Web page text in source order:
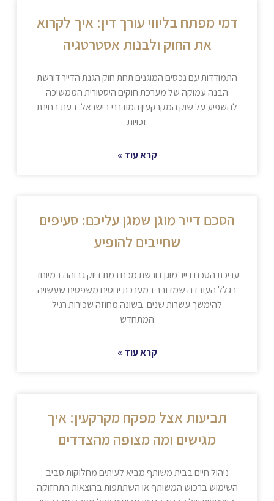
דמי מפתח בליווי עורך דין: איך לקרוא
את החוק ולבנות אסטרטגיה
התמודדות עם נכסים המוגנים תחת חוק הגנת הדייר דורשת
הבנה עמוקה של מערכת חוקים היסטורית הממשיכה
להשפיע על שוק המקרקעין המודרני בישראל. בעת בחינת
זכויות
קרא עוד »
הסכם דייר מוגן שמגן עליכם: סעיפים
שחייבים להופיע
עריכת הסכם דייר מוגן דורשת מכם רמת דיוק גבוהה במיוחד
בגלל העובדה שמדובר במערכת יחסים משפטית שעשויה
להימשך עשרות שנים. בשונה מחוזה שכירות רגיל
המתחדש
קרא עוד »
תביעות אצל מפקח מקרקעין: איך
מגישים ומה מצופה מהצדדים
ניהול חיים בבית משותף מביא לעיתים מחלוקות סביב
השימוש ברכוש המשותף או השתתפות בהוצאות התחזוקה